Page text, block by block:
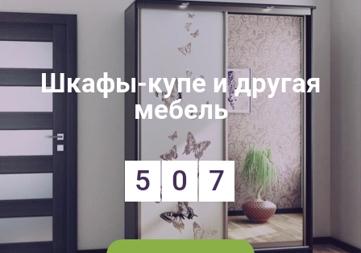
Шкафы-купе и другая
мебель
5 0 7